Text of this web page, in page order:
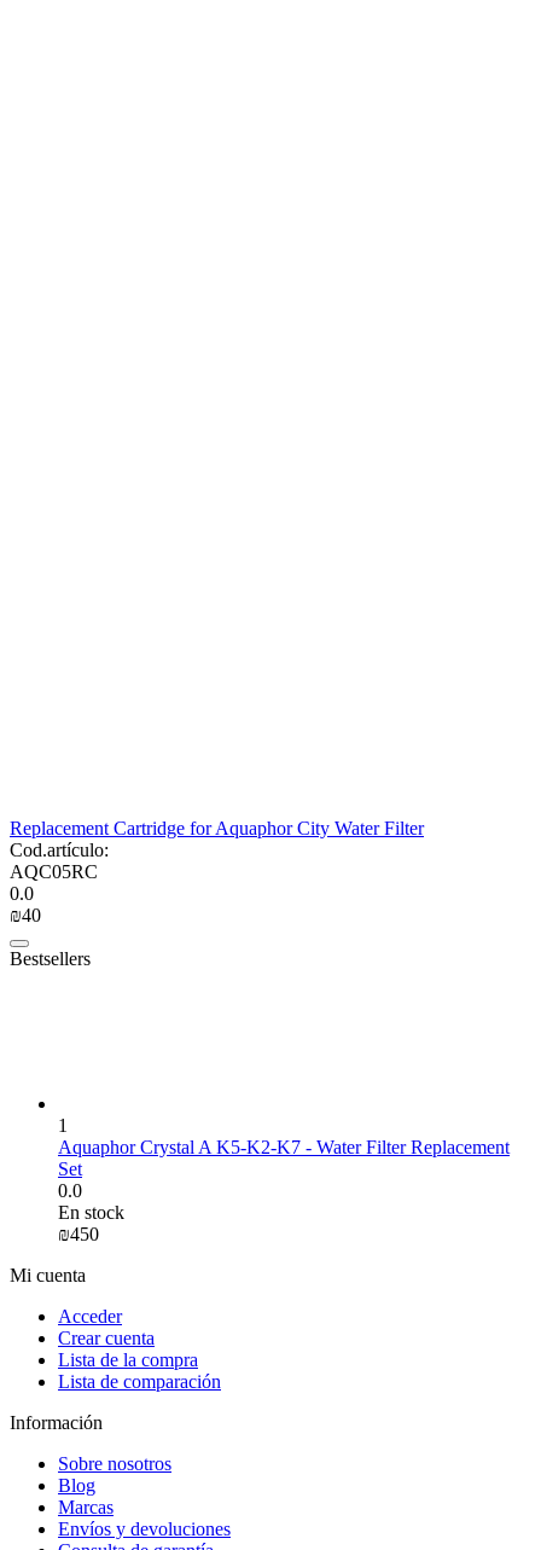
Replacement Cartridge for Aquaphor City Water Filter
Cod.artículo:
AQC05RC
0.0
₪‍40‍
Bestsellers
1
Aquaphor Crystal A K5-K2-K7 - Water Filter Replacement
Set
0.0
En stock
₪‍450‍
Mi cuenta
Acceder
Crear cuenta
Lista de la compra
Lista de comparación
Información
Sobre nosotros
Blog
Marcas
Envíos y devoluciones